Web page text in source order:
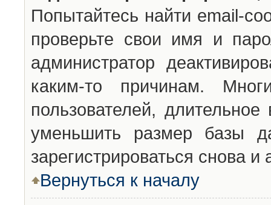
Попытайтесь найти email-
проверьте свои имя и
администратор
каким-то причинам.
пользователей,
уменьшить размер базы
зарегистрироваться снова и
Вернуться к началу